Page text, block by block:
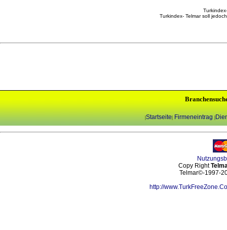
Turkindex- Telmar soll
|Startseite| Firmeneintrag |
Copy Right
Telmar©-1997-
http://